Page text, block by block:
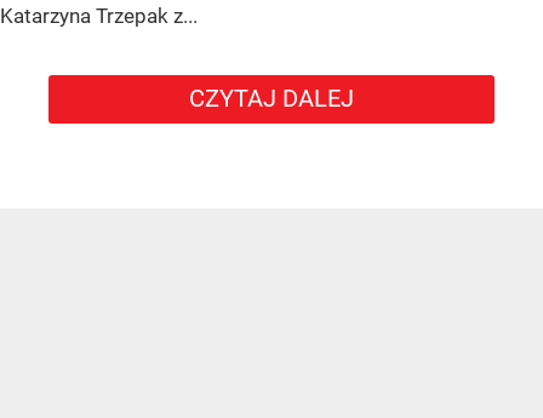
Katarzyna Trzepak z...
CZYTAJ DALEJ